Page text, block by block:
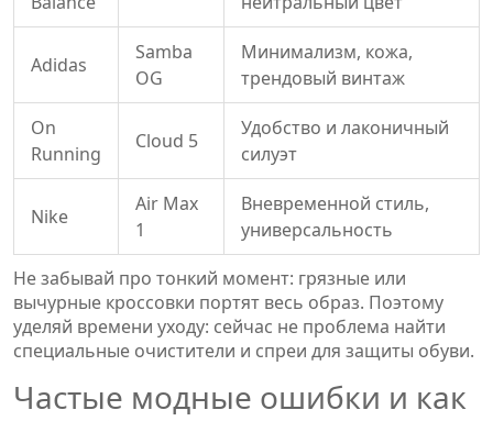
Adidas
Samba
OG
Минимализм, кожа,
трендовый винтаж
On
Running
Cloud 5
Удобство и лаконичный
силуэт
Nike
Air Max
1
Вневременной стиль,
универсальность
Не забывай про тонкий момент: грязные или
вычурные кроссовки портят весь образ. Поэтому
уделяй времени уходу: сейчас не проблема найти
специальные очистители и спреи для защиты обуви.
Частые модные ошибки и как